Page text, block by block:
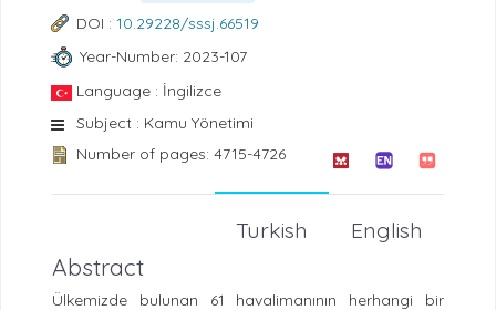
DOI : 10.29228/sssj.66519
Year-Number: 2023-107
Language : İngilizce
Subject : Kamu Yönetimi
Number of pages: 4715-4726
English
Turkish
Abstract
Ülkemizde bulunan 61 havalimanının herhangi bir